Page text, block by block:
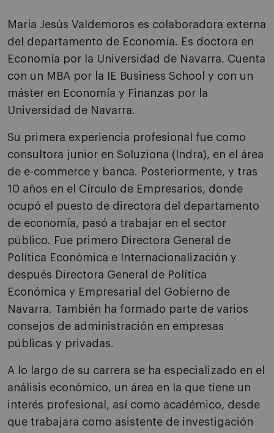
María Jesús Valdemoros es colaboradora externa
del departamento de Economía. Es doctora en
Economía por la Universidad de Navarra. Cuenta
con un MBA por la IE Business School y con un
máster en Economía y Finanzas por la
Universidad de Navarra.
Su primera experiencia profesional fue como
consultora junior en Soluziona (Indra), en el área
de e-commerce y banca. Posteriormente, y tras
10 años en el Círculo de Empresarios, donde
ocupó el puesto de directora del departamento
de economía, pasó a trabajar en el sector
público. Fue primero Directora General de
Política Económica e Internacionalización y
después Directora General de Política
Económica y Empresarial del Gobierno de
Navarra. También ha formado parte de varios
consejos de administración en empresas
públicas y privadas.
A lo largo de su carrera se ha especializado en el
análisis económico, un área en la que tiene un
interés profesional, así como académico, desde
que trabajara como asistente de investigación